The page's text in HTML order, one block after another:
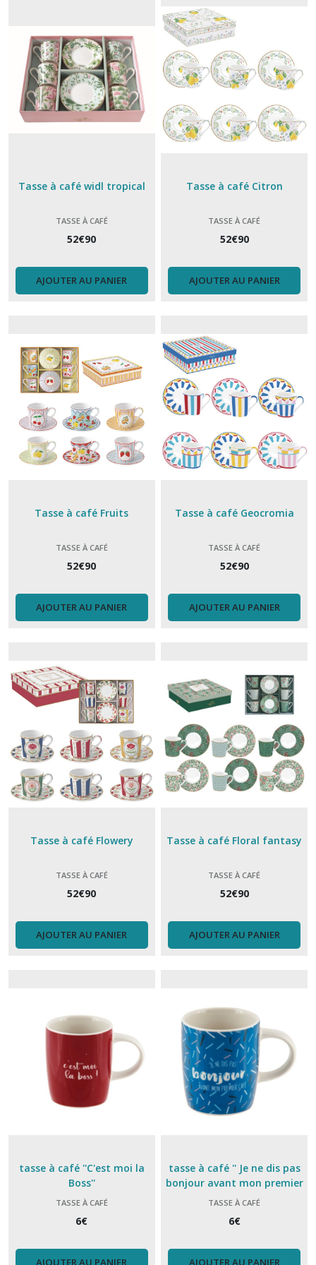
Tasse à café widl tropical
TASSE À CAFÉ
52€90
AJOUTER AU PANIER
Tasse à café Citron
TASSE À CAFÉ
52€90
AJOUTER AU PANIER
Tasse à café Fruits
TASSE À CAFÉ
52€90
AJOUTER AU PANIER
Tasse à café Geocromia
TASSE À CAFÉ
52€90
AJOUTER AU PANIER
Tasse à café Flowery
TASSE À CAFÉ
52€90
AJOUTER AU PANIER
Tasse à café Floral fantasy
TASSE À CAFÉ
52€90
AJOUTER AU PANIER
tasse à café ''C'est moi la
Boss''
TASSE À CAFÉ
6€
AJOUTER AU PANIER
tasse à café '' Je ne dis pas
bonjour avant mon premier
café''
TASSE À CAFÉ
6€
AJOUTER AU PANIER
(4)
Bouteille
isotherme
(15)
hermetiques
Déjeuner
(6)
dessous
de
verre
(2)
de
manique
(6)
Glacette
à
bouteille
(2)
Cookut
(12)
L'incroyable
(15)
fabuleuse
(7)
Planches
saladier
(7)